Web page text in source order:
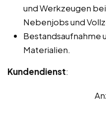
und Werkzeugen
Nebenjobs und
Bestandsaufnahme
Materialien.
Kundendienst: